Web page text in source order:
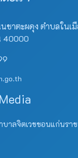
ชาตะผดุง ตำบลในเมื
40000
บาลจิตเวชขอนแก่นรา